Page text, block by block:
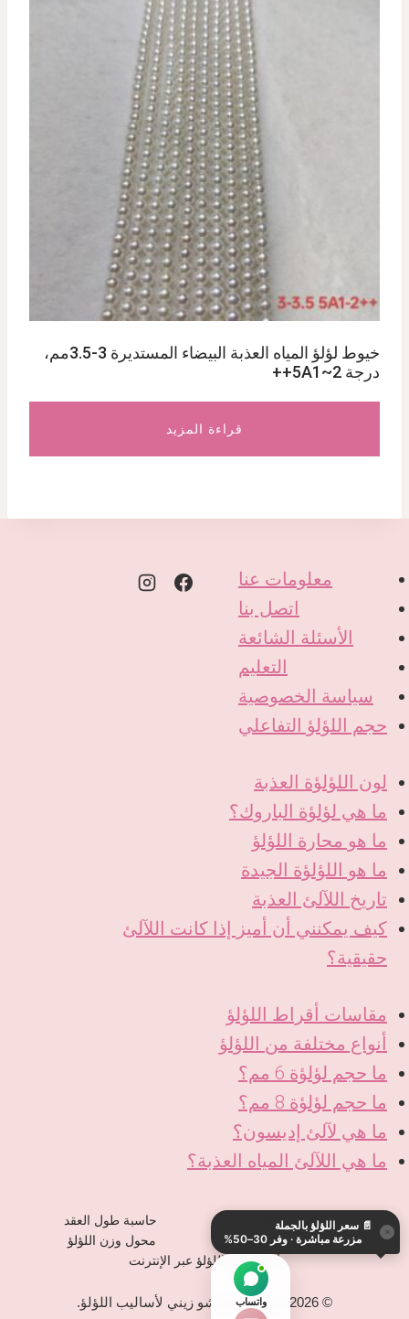
خيوط لؤلؤ المياه العذبة البيضاء المستديرة 3-3.5مم،
درجة 5A1~2++
قراءة المزيد
معلومات عنا
اتصل بنا
الأسئلة الشائعة
التعليم
سياسة الخصوصية
حجم اللؤلؤ التفاعلي
لون اللؤلؤة العذبة
ما هي لؤلؤة الباروك؟
ما هو محارة اللؤلؤ
ما هو اللؤلؤة الجيدة
تاريخ اللآلئ العذبة
كيف يمكنني أن أميز إذا كانت اللآلئ
حقيقية؟
مقاسات أقراط اللؤلؤ
أنواع مختلفة من اللؤلؤ
ما حجم لؤلؤة 6 مم؟
ما حجم لؤلؤة 8 مم؟
ما هي لآلئ إديسون؟
ما هي اللآلئ المياه العذبة؟
حجم اللؤلؤ التفاعلي
حاسبة طول العقد
حاسبة خيط اللؤلؤ
محول وزن اللؤلؤ
أداة قياس اللؤلؤ عبر الإنترنت
© 2026 مصنع تشانغتشو زيني لأساليب اللؤلؤ.
📄 سعر اللؤلؤ بالجملة
مزرعة مباشرة · وفر 30–50%
×
واتساب
ES